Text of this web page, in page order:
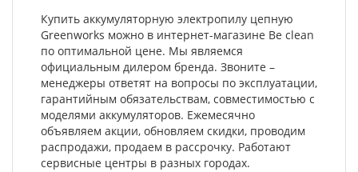
Купить аккумуляторную электропилу цепную
Greenworks можно в интернет-магазине Be clean
по оптимальной цене. Мы являемся
официальным дилером бренда. Звоните –
менеджеры ответят на вопросы по эксплуатации,
гарантийным обязательствам, совместимостью с
моделями аккумуляторов. Ежемесячно
объявляем акции, обновляем скидки, проводим
распродажи, продаем в рассрочку. Работают
сервисные центры в разных городах.